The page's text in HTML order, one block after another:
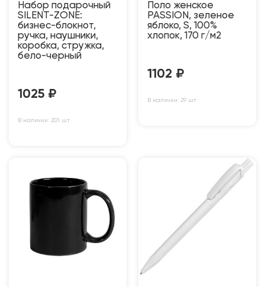
Набор подарочный
SILENT-ZONE:
бизнес-блокнот,
ручка, наушники,
коробка, стружка,
бело-черный
1025 ₽
В наличии: 201 шт
Поло женское
PASSION, зеленое
яблоко, S, 100%
хлопок, 170 г/м2
1102 ₽
В наличии: 29 шт